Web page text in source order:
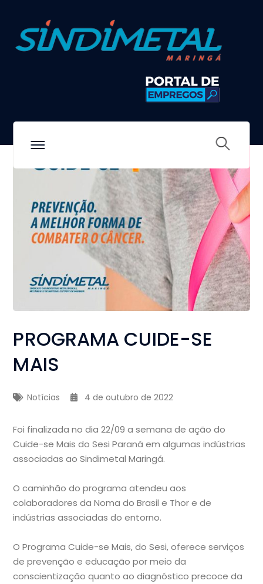
PROGRAMA CUIDE-SE
MAIS
Notícias 4 de outubro de 2022
Foi finalizada no dia 22/09 a semana de ação do
Cuide-se Mais do Sesi Paraná em algumas indústrias
associadas ao Sindimetal Maringá.
O caminhão do programa atendeu aos
colaboradores da Noma do Brasil e Thor e de
indústrias associadas do entorno.
O Programa Cuide-se Mais, do Sesi, oferece serviços
de prevenção e educação por meio da
conscientização quanto ao diagnóstico precoce da